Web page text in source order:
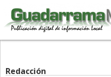
Redacción